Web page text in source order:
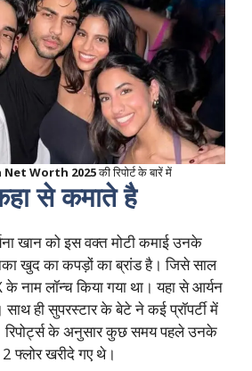
Net Worth 2025की रिपोर्ट के बारें में
से कमाते है
खान को इस वक्त मोटी कमाई उनके
खुद का कपड़ों का ब्रांड है। जिसे साल
नाम लॉन्च किया गया था। यहा से आर्यन
साथ ही सुपरस्टार के बेटे ने कई प्रॉपर्टी में
रिपोर्ट्स के अनुसार कुछ समय पहले उनके
फ्लोर खरीदे गए थे।